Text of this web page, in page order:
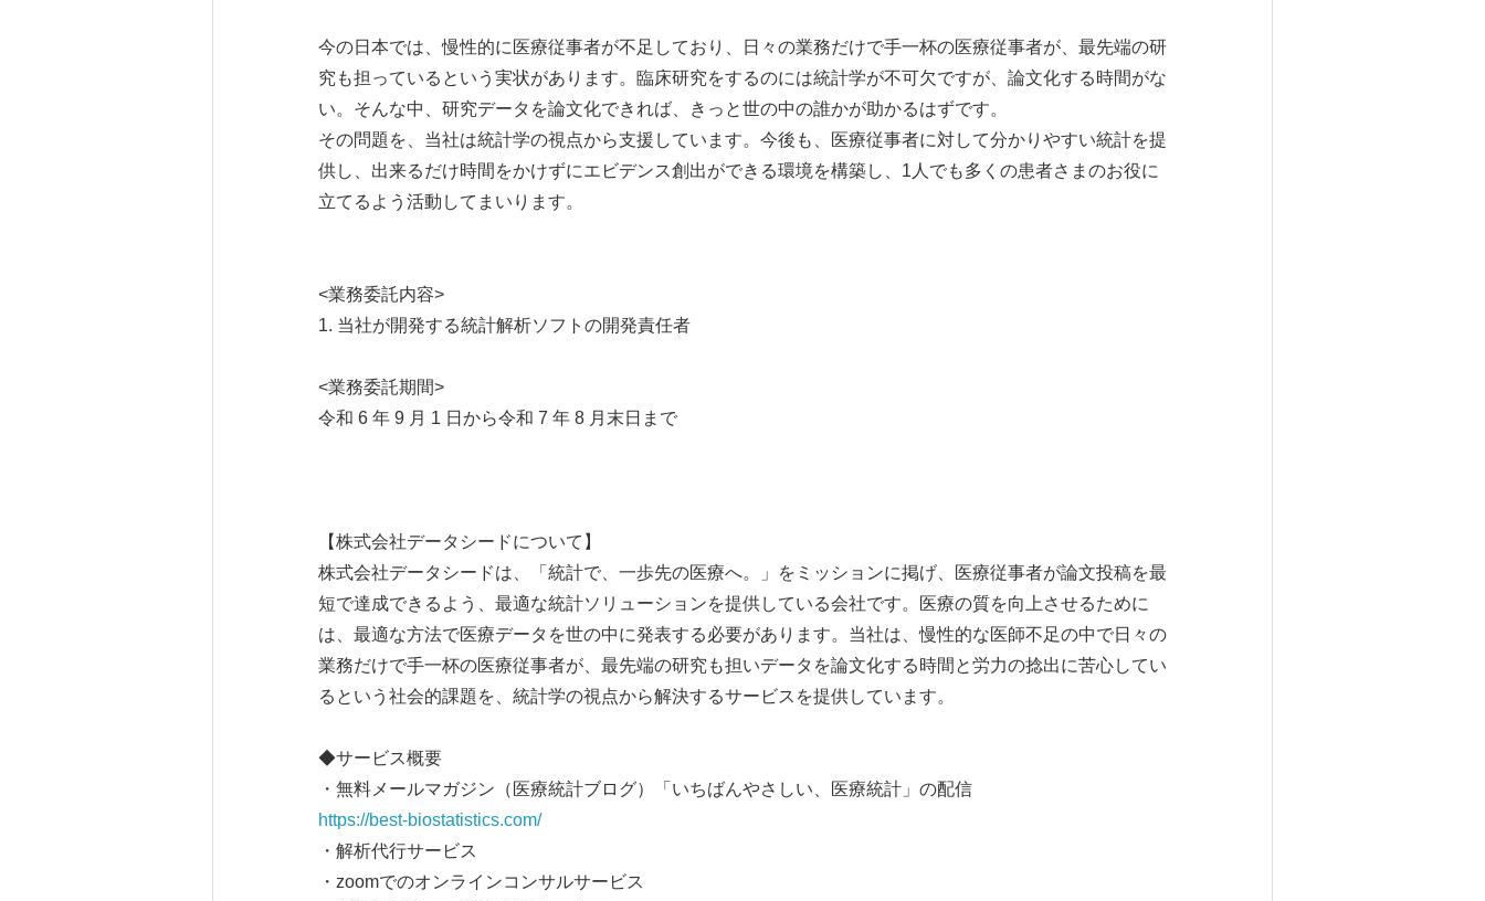
今の日本では、慢性的に医療従事者が不足しており、日々の業務だけで手一杯の医療従事者が、最先端の研
究も担っているという実状があります。臨床研究をするのには統計学が不可欠ですが、論文化する時間がな
い。そんな中、研究データを論文化できれば、きっと世の中の誰かが助かるはずです。
その問題を、当社は統計学の視点から支援しています。今後も、医療従事者に対して分かりやすい統計を提
供し、出来るだけ時間をかけずにエビデンス創出ができる環境を構築し、1人でも多くの患者さまのお役に
立てるよう活動してまいります。
<業務委託内容>
1. 当社が開発する統計解析ソフトの開発責任者
<業務委託期間>
令和 6 年 9 ⽉ 1 ⽇から令和 7 年 8 ⽉末⽇まで
【株式会社データシードについて】
株式会社データシードは、「統計で、一歩先の医療へ。」をミッションに掲げ、医療従事者が論文投稿を最
短で達成できるよう、最適な統計ソリューションを提供している会社です。医療の質を向上させるために
は、最適な方法で医療データを世の中に発表する必要があります。当社は、慢性的な医師不足の中で日々の
業務だけで手一杯の医療従事者が、最先端の研究も担いデータを論文化する時間と労力の捻出に苦心してい
るという社会的課題を、統計学の視点から解決するサービスを提供しています。
◆サービス概要
・無料メールマガジン（医療統計ブログ）「いちばんやさしい、医療統計」の配信
https://best-biostatistics.com/
・解析代行サービス
・zoomでのオンラインコンサルサービス